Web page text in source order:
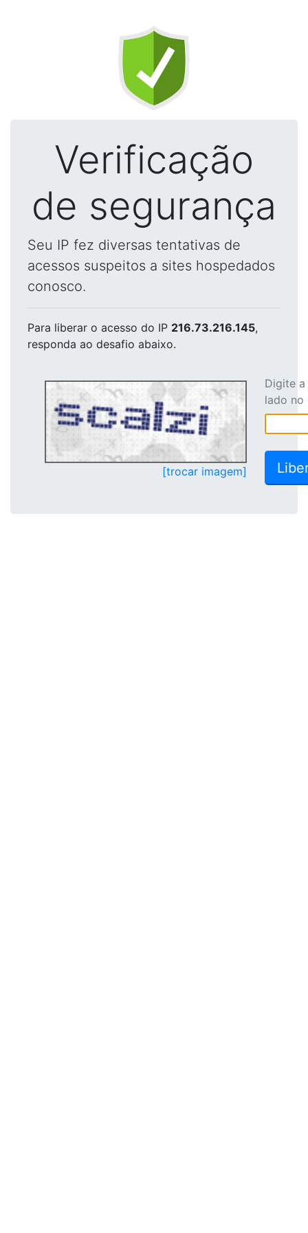
Verificação
de segurança
Seu IP fez diversas tentativas de
acessos suspeitos a sites hospedados
conosco.
Para liberar o acesso do IP 216.73.216.145,
responda ao desafio abaixo.
[trocar imagem]
Digite
lado no